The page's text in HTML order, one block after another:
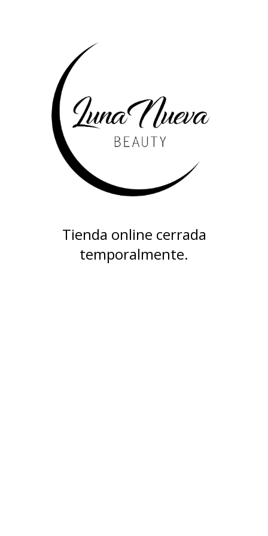
Tienda online cerrada
temporalmente.